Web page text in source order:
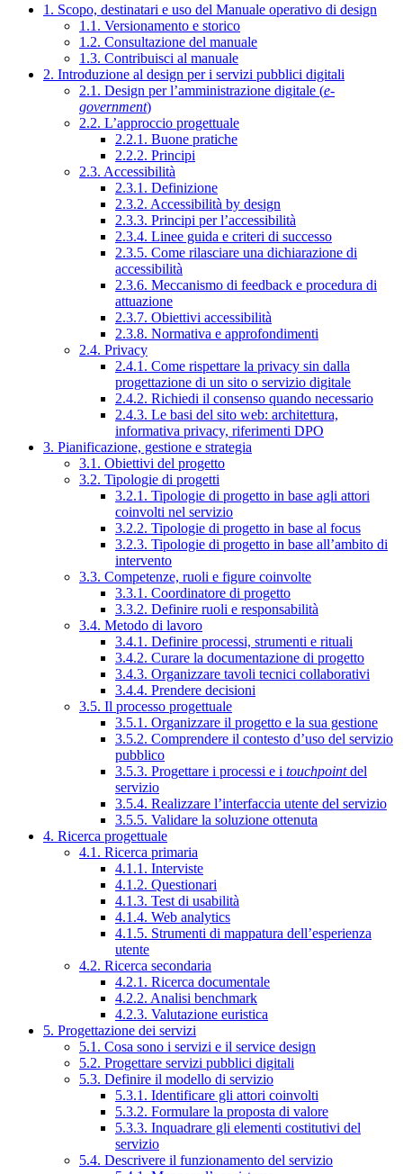
1. Scopo, destinatari e uso del Manuale operativo di design
1.1. Versionamento e storico
1.2. Consultazione del manuale
1.3. Contribuisci al manuale
2. Introduzione al design per i servizi pubblici digitali
2.1. Design per l’amministrazione digitale (e-
government)
2.2. L’approccio progettuale
2.2.1. Buone pratiche
2.2.2. Principi
2.3. Accessibilità
2.3.1. Definizione
2.3.2. Accessibilità by design
2.3.3. Principi per l’accessibilità
2.3.4. Linee guida e criteri di successo
2.3.5. Come rilasciare una dichiarazione di
accessibilità
2.3.6. Meccanismo di feedback e procedura di
attuazione
2.3.7. Obiettivi accessibilità
2.3.8. Normativa e approfondimenti
2.4. Privacy
2.4.1. Come rispettare la privacy sin dalla
progettazione di un sito o servizio digitale
2.4.2. Richiedi il consenso quando necessario
2.4.3. Le basi del sito web: architettura,
informativa privacy, riferimenti DPO
3. Pianificazione, gestione e strategia
3.1. Obiettivi del progetto
3.2. Tipologie di progetti
3.2.1. Tipologie di progetto in base agli attori
coinvolti nel servizio
3.2.2. Tipologie di progetto in base al focus
3.2.3. Tipologie di progetto in base all’ambito di
intervento
3.3. Competenze, ruoli e figure coinvolte
3.3.1. Coordinatore di progetto
3.3.2. Definire ruoli e responsabilità
3.4. Metodo di lavoro
3.4.1. Definire processi, strumenti e rituali
3.4.2. Curare la documentazione di progetto
3.4.3. Organizzare tavoli tecnici collaborativi
3.4.4. Prendere decisioni
3.5. Il processo progettuale
3.5.1. Organizzare il progetto e la sua gestione
3.5.2. Comprendere il contesto d’uso del servizio
pubblico
3.5.3. Progettare i processi e i touchpointdel
servizio
3.5.4. Realizzare l’interfaccia utente del servizio
3.5.5. Validare la soluzione ottenuta
4. Ricerca progettuale
4.1. Ricerca primaria
4.1.1. Interviste
4.1.2. Questionari
4.1.3. Test di usabilità
4.1.4. Web analytics
4.1.5. Strumenti di mappatura dell’esperienza
utente
4.2. Ricerca secondaria
4.2.1. Ricerca documentale
4.2.2. Analisi benchmark
4.2.3. Valutazione euristica
5. Progettazione dei servizi
5.1. Cosa sono i servizi e il service design
5.2. Progettare servizi pubblici digitali
5.3. Definire il modello di servizio
5.3.1. Identificare gli attori coinvolti
5.3.2. Formulare la proposta di valore
5.3.3. Inquadrare gli elementi costitutivi del
servizio
5.4. Descrivere il funzionamento del servizio